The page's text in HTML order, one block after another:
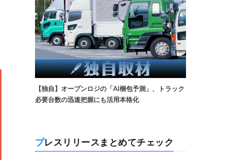
【独自】オープンロジの「AI梱包予測」、トラック
必要台数の迅速把握にも活用本格化
プレスリリースまとめてチェック